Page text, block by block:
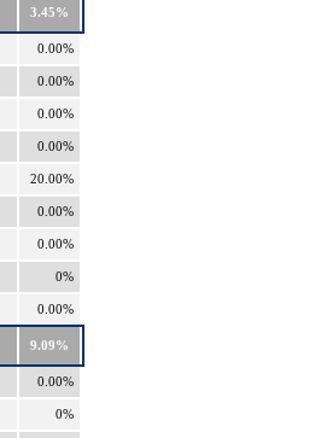
3.45%
0.00%
0.00%
0.00%
0.00%
20.00%
0.00%
0.00%
0%
0.00%
9.09%
0.00%
0%